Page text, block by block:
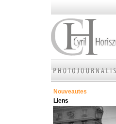
Nouveautes
Liens